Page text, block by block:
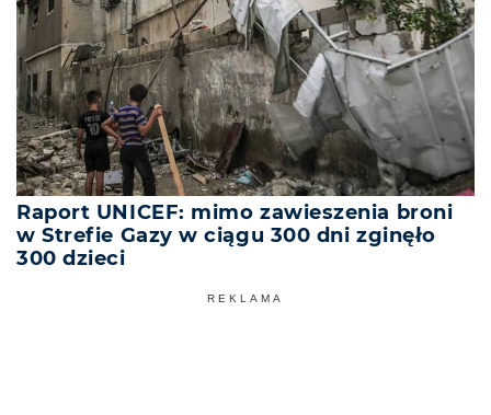
Raport UNICEF: mimo zawieszenia broni
w Strefie Gazy w ciągu 300 dni zginęło
300 dzieci
REKLAMA